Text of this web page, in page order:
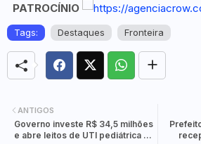
PATROCÍNIO
Tags: Destaques Fronteira
ANTIGOS
Governo investe R$ 34,5 milhões
e abre leitos de UTI pediátrica e